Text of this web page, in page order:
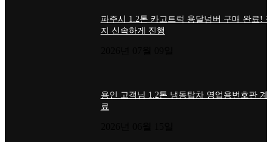
파주시 1.2톤 카고트럭 용달넘버 구매 완료!
지 신속하게 진행
용인 고객님 1.2톤 냉동탑차 영업용번호판 계
료